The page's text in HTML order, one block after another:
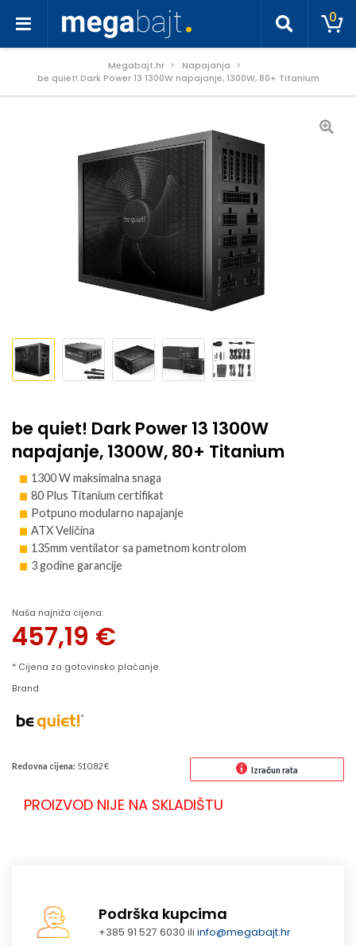
0
Megabajt.hr
Napajanja
be quiet! Dark Power 13 1300W napajanje, 1300W, 80+ Titanium
be quiet! Dark Power 13 1300W
napajanje, 1300W, 80+ Titanium
1300 W maksimalna snaga
80 Plus Titanium certifikat
Potpuno modularno napajanje
ATX Veličina
135mm ventilator sa pametnom kontrolom
3 godine garancije
Naša najniža cijena:
457,19 €
* Cijena za gotovinsko plaćanje
Brand
Redovna cijena: 510.82 € Izračun rata
PROIZVOD NIJE NA SKLADIŠTU
Podrška kupcima
+385 91 527 6030 iliinfo@megabajt.hr